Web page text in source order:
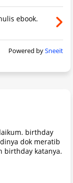
ebook.
Powered bySneeit
birthday
dok meratib
birthday katanya.